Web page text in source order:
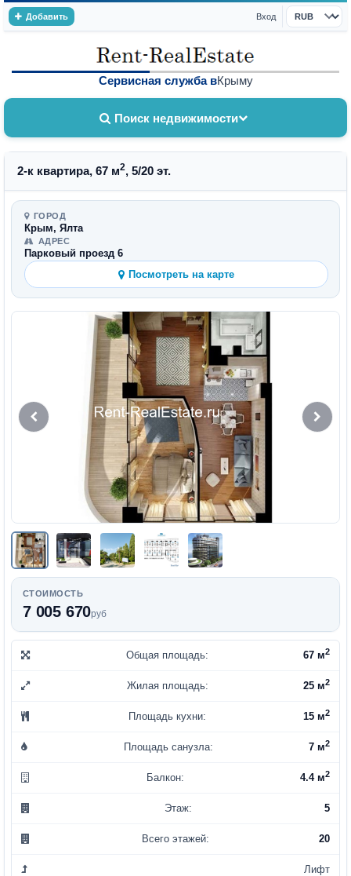
Добавить Вход
Валюта
Сервисная служба вКрыму
Поиск недвижимости
2-к квартира, 67 м2, 5/20 эт.
ГОРОД
Крым, Ялта
АДРЕС
Парковый проезд 6
Посмотреть на карте
СТОИМОСТЬ
7 005 670руб
Общая площадь: 67 м2
Жилая площадь: 25 м2
Площадь кухни: 15 м2
Площадь санузла: 7 м2
Балкон: 4.4 м2
Этаж: 5
Всего этажей: 20
Лифт